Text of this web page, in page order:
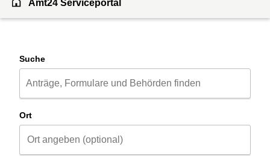
Amt24 Serviceportal
Suche
Ort